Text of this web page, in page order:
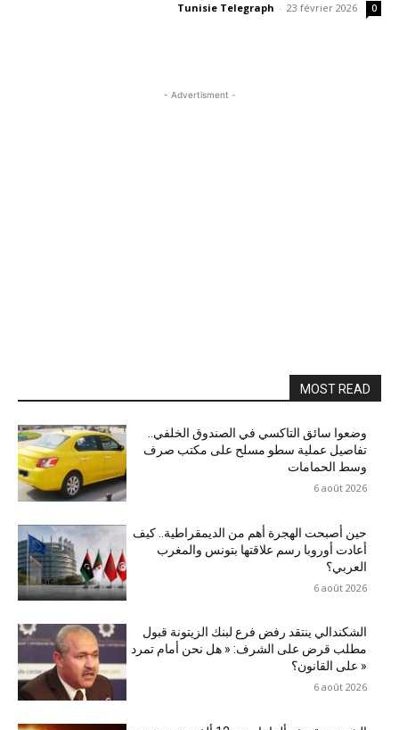
Tunisie Telegraph - 23 février 2026 0
- Advertisment -
MOST READ
وضعوا سائق التاكسي في الصندوق الخلفي..
تفاصيل عملية سطو مسلح على مكتب صرف
وسط الحمامات
6 août 2026
حين أصبحت الهجرة أهم من الديمقراطية.. كيف
أعادت أوروبا رسم علاقتها بتونس والمغرب
العربي؟
6 août 2026
الشكندالي ينتقد رفض فرع لبنك الزيتونة قبول
مطلب قرض على الشرف: « هل نحن أمام تمرد
على القانون؟ »
6 août 2026